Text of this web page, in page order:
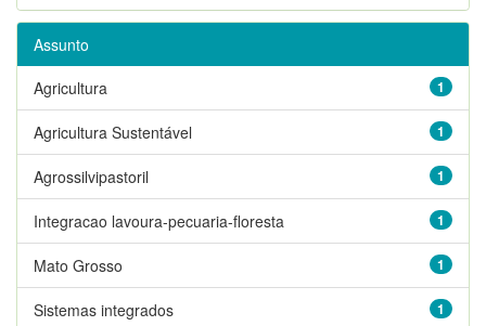
Assunto
1
Agricultura
1
Agricultura Sustentável
1
Agrossilvipastoril
1
Integracao lavoura-pecuaria-floresta
1
Mato Grosso
1
Sistemas integrados